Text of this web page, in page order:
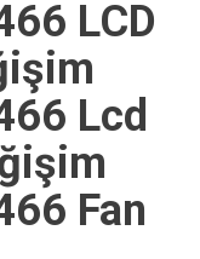
LCD
Lcd
Fan